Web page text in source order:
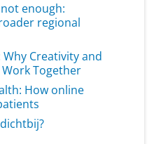
enough:
regional
Creativity and
Together
How online